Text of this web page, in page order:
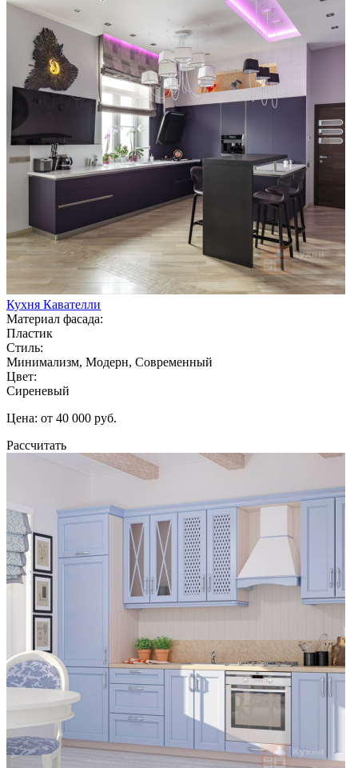
Кухня Кавателли
Материал фасада:
Пластик
Стиль:
Минимализм, Модерн, Современный
Цвет:
Сиреневый
Цена: от 40 000 руб.
Рассчитать